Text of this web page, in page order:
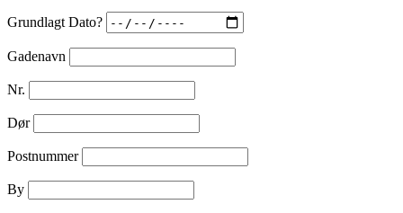
Grundlagt Dato?
Gadenavn
Nr.
Dør
Postnummer
By